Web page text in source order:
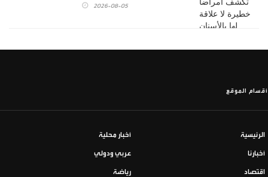
2026-08-05
أقسام الموقع
الرئيسية أخبار محلية
أخبارنا عربي ودولي
اقتصاد رياضة